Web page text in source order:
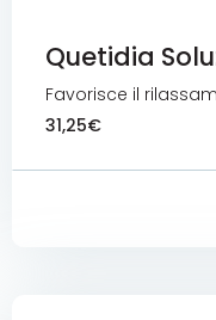
Quetidia
Favorisce il
31,25€